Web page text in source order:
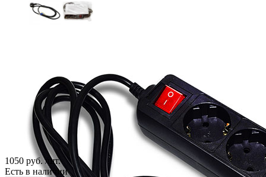
1050 руб./шт.
Есть в наличии